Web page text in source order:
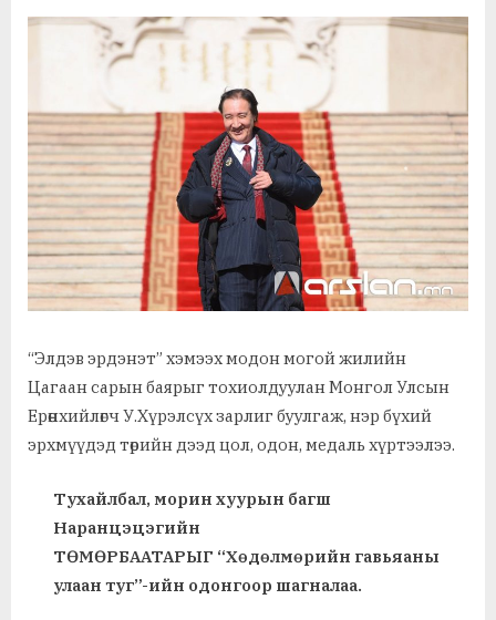
“Элдэв эрдэнэт” хэмээх модон могой жилийн
Цагаан сарын баярыг тохиолдуулан Монгол Улсын
Ерөнхийлөгч У.Хүрэлсүх зарлиг буулгаж, нэр бүхий
эрхмүүдэд төрийн дээд цол, одон, медаль хүртээлээ.
Тухайлбал, морин хуурын багш
Наранцэцэгийн
ТӨМӨРБААТАРЫГ “Хөдөлмөрийн гавьяаны
улаан туг”-ийн одонгоор шагналаа.